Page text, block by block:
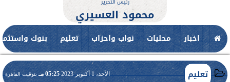
رئيس التحرير
محمود العسيري
اخبار محليات نواب واحزاب تعليم بنوك
تعليم الأحد، 1 أكتوبر 2023 05:25 مـ بتوقيت القاهرة